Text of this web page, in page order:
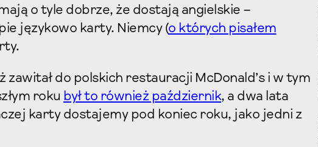
o tyle dobrze, że dostają angielskie –
językowo karty. Niemcy (o których pisałem
do polskich restauracji McDonald’s i w tym
roku był to również październik, a dwa lata
karty dostajemy pod koniec roku, jako jedni z